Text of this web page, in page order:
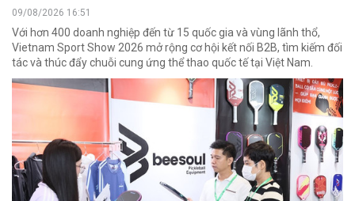
09/08/2026 16:51
Với hơn 400 doanh nghiệp đến từ 15 quốc gia và vùng lãnh thổ,
Vietnam Sport Show 2026 mở rộng cơ hội kết nối B2B, tìm kiếm đối
tác và thúc đẩy chuỗi cung ứng thể thao quốc tế tại Việt Nam.